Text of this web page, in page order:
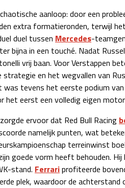
aanloop: door een
extra formatieronden, terwijl
duel tussen Mercedes-
bijna in een touché. Nadat
vrij baan. Voor Verstappen
strategie en het wegvallen van
was tevens het eerste podium
het eerst een volledig eigen
ervoor dat Red Bull Racing
namelijk punten, wat
terreinwinst
goede vorm heeft behouden.
stand. Ferrariprofiteerde
plek, waardoor de